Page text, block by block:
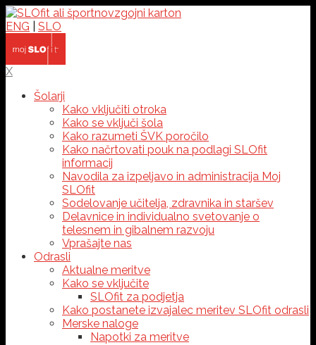
ENG SLO
X
Šolarji
Kako vključiti otroka
Kako se vključi šola
Kako razumeti ŠVK poročilo
Kako načrtovati pouk na podlagi SLOfit
informacij
Navodila za izpeljavo in administracija Moj
SLOfit
Sodelovanje učitelja, zdravnika in staršev
Delavnice in individualno svetovanje o
telesnem in gibalnem razvoju
Vprašajte nas
Odrasli
Aktualne meritve
Kako se vključite
SLOfit za podjetja
Kako postanete izvajalec meritev SLOfit odrasli
Merske naloge
Napotki za meritve